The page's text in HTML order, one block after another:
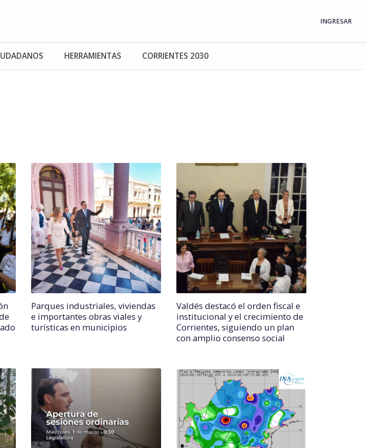
INGRESAR
HERRAMIENTAS CORRIENTES 2030
Parques industriales, viviendas
e importantes obras viales y
turísticas en municipios
Valdés destacó el orden fiscal e
institucional y el crecimiento de
Corrientes, siguiendo un plan
con amplio consenso social